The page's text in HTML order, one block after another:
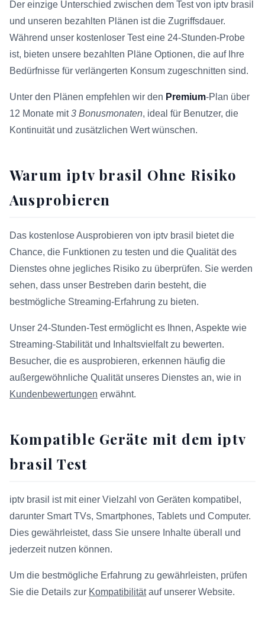
Der einzige Unterschied zwischen dem Test von iptv brasil
und unseren bezahlten Plänen ist die Zugriffsdauer.
Während unser kostenloser Test eine 24-Stunden-Probe
ist, bieten unsere bezahlten Pläne Optionen, die auf Ihre
Bedürfnisse für verlängerten Konsum zugeschnitten sind.
Unter den Plänen empfehlen wir den Premium-Plan über
12 Monate mit3 Bonusmonaten, ideal für Benutzer, die
Kontinuität und zusätzlichen Wert wünschen.
Warum iptv brasil Ohne Risiko
Ausprobieren
Das kostenlose Ausprobieren von iptv brasil bietet die
Chance, die Funktionen zu testen und die Qualität des
Dienstes ohne jegliches Risiko zu überprüfen. Sie werden
sehen, dass unser Bestreben darin besteht, die
bestmögliche Streaming-Erfahrung zu bieten.
Unser 24-Stunden-Test ermöglicht es Ihnen, Aspekte wie
Streaming-Stabilität und Inhaltsvielfalt zu bewerten.
Besucher, die es ausprobieren, erkennen häufig die
außergewöhnliche Qualität unseres Dienstes an, wie in
Kundenbewertungen erwähnt.
Kompatible Geräte mit dem iptv
brasil Test
iptv brasil ist mit einer Vielzahl von Geräten kompatibel,
darunter Smart TVs, Smartphones, Tablets und Computer.
Dies gewährleistet, dass Sie unsere Inhalte überall und
jederzeit nutzen können.
Um die bestmögliche Erfahrung zu gewährleisten, prüfen
Sie die Details zur Kompatibilitätauf unserer Website.